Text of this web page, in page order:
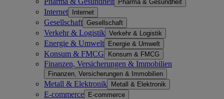
Pharma & Gesundheit
Internet Internet
Gesellschaft Gesellschaft
Verkehr & Logistik Verkehr & Logistik
Energie & Umwelt Energie & Umwelt
Konsum & FMCG Konsum & FMCG
Finanzen, Versicherungen & Immobilien
Finanzen, Versicherungen & Immobilien
Metall & Elektronik Metall & Elektronik
E-commerce E-commerce